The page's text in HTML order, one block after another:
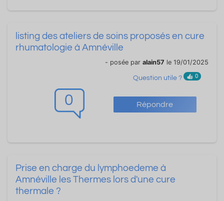
0 Répondre
listing des ateliers de soins proposés en cure
rhumatologie à Amnéville
- posée par alain57 le 19/01/2025
Question utile ? 0
Prise en charge du lymphoedeme à
Amnéville les Thermes lors d'une cure
thermale ?